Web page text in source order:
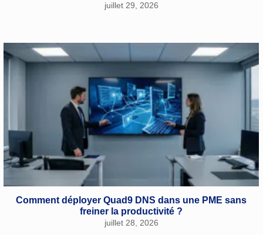
juillet 29, 2026
Comment déployer Quad9 DNS dans une PME sans
freiner la productivité ?
juillet 28, 2026